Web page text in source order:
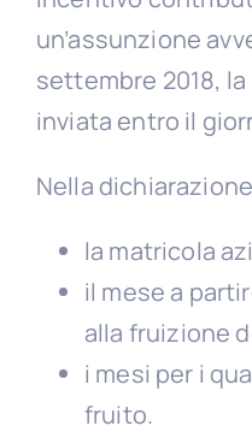
un’assunzione
settembre 2018, la
inviata entro il
Nella
la matricola
il mese a
alla fruizione
i mesi per i
fruito.